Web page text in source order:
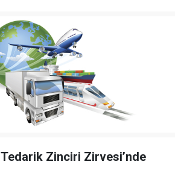
Tedarik Zinciri Zirvesi’nde